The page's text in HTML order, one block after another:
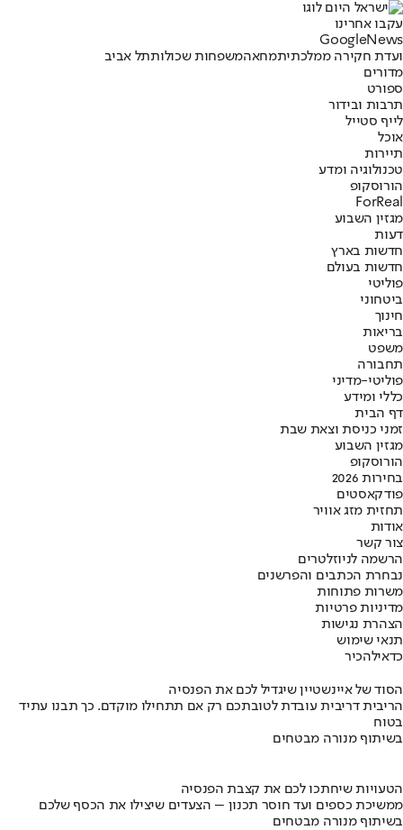
עקבו אחרינו
Googl eNews
ועדת חקירה ממלכתיתמחאהמשפחות שכולותתל אביב
מדורים
ספורט
תרבות ובידור
לייף סטייל
אוכל
תיירות
טכנולוגיה ומדע
הורוסקופ
ForReal
מגזין השבוע
דעות
חדשות בארץ
חדשות בעולם
פוליטי
ביטחוני
חינוך
בריאות
משפט
תחבורה
פוליטי-מדיני
כללי ומידע
דף הבית
זמני כניסת וצאת שבת
מגזין השבוע
הורוסקופ
בחירות 2026
פודקאסטים
תחזית מזג אוויר
אודות
צור קשר
הרשמה לניוזלטרים
נבחרת הכתבים והפרשנים
משרות פתוחות
מדיניות פרטיות
הצהרת נגישות
תנאי שימוש
כדאילהכיר
הסוד של איינשטיין שיגדיל לכם את הפנסיה
הריבית דריבית עובדת לטובתכם רק אם תתחילו מוקדם. כך תבנו עתיד
בטוח
בשיתוף מנורה מבטחים
הטעויות שיחתכו לכם את קצבת הפנסיה
ממשיכת כספים ועד חוסר תכנון – הצעדים שיצילו את הכסף שלכם
בשיתוף מנורה מבטחים